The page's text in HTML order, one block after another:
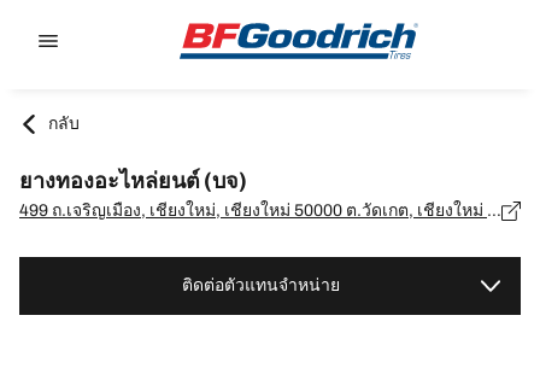
กลับ
ยางทองอะไหล่ยนต์ (บจ)
499 ถ.เจริญเมือง, เชียงใหม่, เชียงใหม่ 50000 ต.วัดเกต, เชียงใหม่ - 50000
ติดต่อตัวแทนจำหน่าย